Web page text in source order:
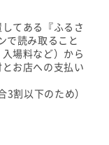
てある『ふるさ
で読み取ること
場料など）から
お店への支払い
割以下のため）